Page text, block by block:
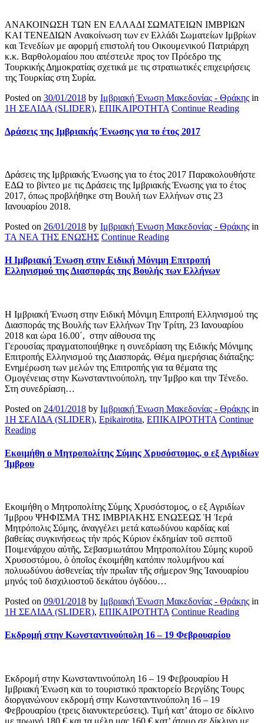
ΑΝΑΚΟΙΝΩΣΗ ΤΩΝ ΕΝ ΕΛΛΑΔΙ ΣΩΜΑΤΕΙΩΝ ΙΜΒΡΙΩΝ
ΚΑΙ ΤΕΝΕΔΙΩΝ Ανακοίνωση των εν Ελλάδι Σωματείων Ιμβρίων
και Τενεδίων με αφορμή επιστολή του Οικουμενικού Πατριάρχη
κ.κ. Βαρθολομαίου που απέστειλε προς τον Πρόεδρο της
Τουρκικής Δημοκρατίας σχετικά με τις στρατιωτικές επιχειρήσεις
της Τουρκίας στη Συρία.
Posted on 30/01/2018 by Ιμβριακή Ένωση Μακεδονίας - Θράκης in
1Η ΣΕΛΙΔΑ (SLIDER), ΕΠΙΚΑΙΡΟΤΗΤΑ Continue Reading
Δράσεις της Ιμβριακής Ένωσης για το έτος 2017
Δράσεις της Ιμβριακής Ένωσης για το έτος 2017 Παρακολουθήστε
ΕΔΩ το βίντεο με τις Δράσεις της Ιμβριακής Ένωσης για το έτος
2017, όπως προβλήθηκε στη Βουλή των Ελλήνων στις 23
Ιανουαρίου 2018.
Posted on 26/01/2018 by Ιμβριακή Ένωση Μακεδονίας - Θράκης in
ΤΑ ΝΕΑ ΤΗΣ ΕΝΩΣΗΣ Continue Reading
Η Ιμβριακή Ένωση στην Ειδική Μόνιμη Επιτροπή
Ελληνισμού της Διασποράς της Βουλής των Ελλήνων
Η Ιμβριακή Ένωση στην Ειδική Μόνιμη Επιτροπή Ελληνισμού της
Διασποράς της Βουλής των Ελλήνων Την Τρίτη, 23 Ιανουαρίου
2018 και ώρα 16.00΄, στην αίθουσα της
Γερουσίας πραγματοποιήθηκε η συνεδρίαση της Ειδικής Μόνιμης
Επιτροπής Ελληνισμού της Διασποράς. Θέμα ημερήσιας διάταξης:
Ενημέρωση των μελών της Επιτροπής για τα θέματα της
Ομογένειας στην Κωνσταντινούπολη, την Ίμβρο και την Τένεδο.
Στη συνεδρίαση…
Posted on 24/01/2018 by Ιμβριακή Ένωση Μακεδονίας - Θράκης in
1Η ΣΕΛΙΔΑ (SLIDER), Epikairotita, ΕΠΙΚΑΙΡΟΤΗΤΑ Continue
Reading
Εκοιμήθη ο Μητροπολίτης Σύμης Χρυσόστομος, ο εξ Αγριδίων
Ίμβρου
Εκοιμήθη ο Μητροπολίτης Σύμης Χρυσόστομος, ο εξ Αγριδίων
Ίμβρου ΨΗΦΙΣΜΑ ΤΗΣ ΙΜΒΡΙΑΚΗΣ ΕΝΩΣΕΩΣ Ἡ Ἱερά
Μητρόπολις Σύμης, ἀναγγέλει μετά κατωδύνου καρδίας καί
βαθείας συγκινήσεως τήν πρός Κύριον ἐκδημίαν τοῦ σεπτοῦ
Ποιμενάρχου αὐτῆς, Σεβασμιωτάτου Μητροπολίτου Σύμης κυροῦ
Χρυσοστόμου, ὁ ὁποῖος ἐκοιμήθη κατόπιν πολυμήνου καί
πολυωδύνου ἀσθενείας τήν πρωΐαν τῆς σήμερον 9ης Ἰανουαρίου
μηνός τοῦ δισχιλιοστοῦ δεκάτου ὀγδόου…
Posted on 09/01/2018 by Ιμβριακή Ένωση Μακεδονίας - Θράκης in
1Η ΣΕΛΙΔΑ (SLIDER), ΕΠΙΚΑΙΡΟΤΗΤΑ Continue Reading
Εκδρομή στην Κωνσταντινούπολη 16 – 19 Φεβρουαρίου
Εκδρομή στην Κωνσταντινούπολη 16 – 19 Φεβρουαρίου Η
Ιμβριακή Ένωση και το τουριστικό πρακτορείο Βεργίδης Τουρς
διοργανώνουν εκδρομή στην Κωνσταντινούπολη 16 – 19
Φεβρουαρίου (τρεις διανυκτερεύσεις). Τιμή κατ’ άτομο σε δίκλινο
με πρωινό 180 € και τα μέλη μας 160 € κατ’ άτομο σε δίκλινο με